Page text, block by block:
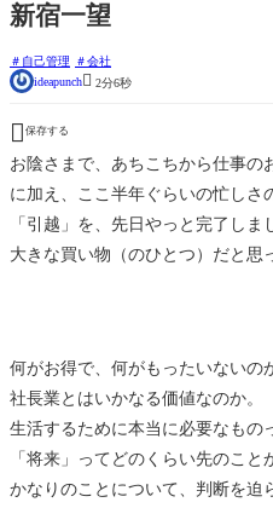
新宿一望
自己管理
会社
ideapunch 2分6秒
 保存する
お陰さまで、あちこちから仕事の
に加え、ここ半年ぐらいの忙しさ
「引越」を、先日やっと完了し
大きな買い物（のひとつ）だと思
何がお得で、何がもったいないの
社長業とはいかなる価値なのか。
生活するために本当に必要なもの
「将来」ってどのくらい先のこと
かなりのことについて、判断を迫